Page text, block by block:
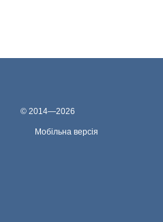
© 2014—2026
Мобільна версія